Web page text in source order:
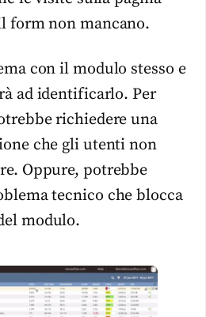
form non mancano.
con il modulo stesso e
ad identificarlo. Per
richiedere una
che gli utenti non
Oppure, potrebbe
tecnico che blocca
modulo.